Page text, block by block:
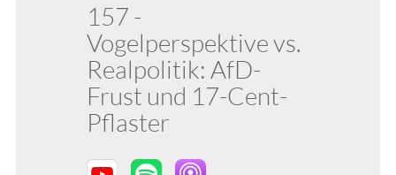
157 -
Vogelperspektive vs.
Realpolitik: AfD-
Frust und 17-Cent-
Pflaster